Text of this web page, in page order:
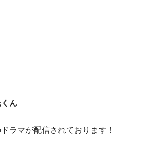
くん
ラマが配信されております！